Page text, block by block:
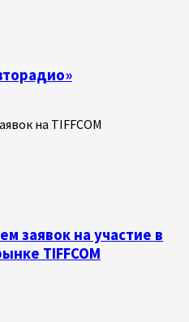
заявок на участие в
TIFFCOM